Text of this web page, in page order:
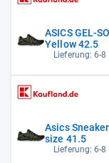
ASICS GEL-
Yellow 42.5
Lieferung: 6-8
Asics
size 41.5
Lieferung: 6-8